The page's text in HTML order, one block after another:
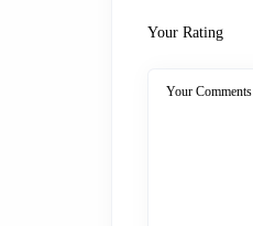
Your Rating
Your Comments